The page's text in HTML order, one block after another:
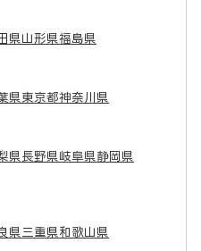
県山形県福島県
県東京都神奈川県
県長野県岐阜県静岡県
県 三重県和歌山県